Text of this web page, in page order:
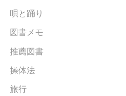
唄と踊り
図書メモ
推薦図書
操体法
旅行